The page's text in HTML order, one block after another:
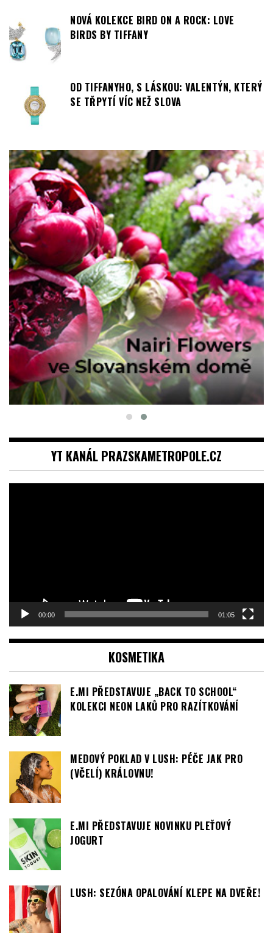
NOVÁ KOLEKCE BIRD ON A ROCK: LOVE
BIRDS BY TIFFANY
OD TIFFANYHO, S LÁSKOU: VALENTÝN, KTERÝ
SE TŘPYTÍ VÍC NEŽ SLOVA
YT KANÁL PRAZSKAMETROPOLE.CZ
00:00 01:05
KOSMETIKA
E.MI PŘEDSTAVUJE „BACK TO SCHOOL“
KOLEKCI NEON LAKŮ PRO RAZÍTKOVÁNÍ
MEDOVÝ POKLAD V LUSH: PÉČE JAK PRO
(VČELÍ) KRÁLOVNU!
E.MI PŘEDSTAVUJE NOVINKU PLEŤOVÝ
JOGURT
LUSH: SEZÓNA OPALOVÁNÍ KLEPE NA DVEŘE!